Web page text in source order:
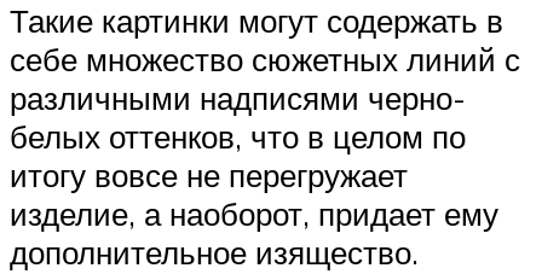
Такие картинки могут содержать в
себе множество сюжетных линий с
различными надписями черно-
белых оттенков, что в целом по
итогу вовсе не перегружает
изделие, а наоборот, придает ему
дополнительное изящество.